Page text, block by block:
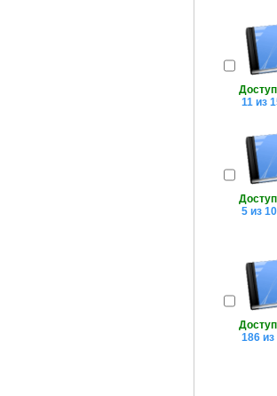
11 из
5 из 10
186 из